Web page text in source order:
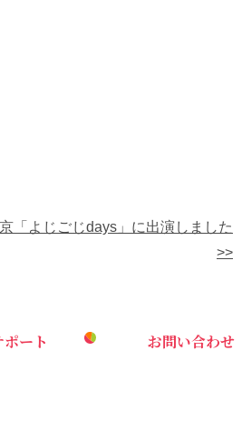
「よじごじdays」に出演しました
>>
ート お問い合わせ